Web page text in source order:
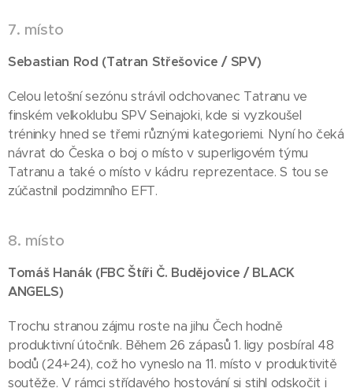
7. místo
Sebastian Rod (Tatran Střešovice / SPV)
Celou letošní sezónu strávil odchovanec Tatranu ve
finském velkoklubu SPV Seinajoki, kde si vyzkoušel
tréninky hned se třemi různými kategoriemi. Nyní ho čeká
návrat do Česka o boj o místo v superligovém týmu
Tatranu a také o místo v kádru reprezentace. S tou se
zúčastnil podzimního EFT.
8. místo
Tomáš Hanák (FBC Štíři Č. Budějovice / BLACK
ANGELS)
Trochu stranou zájmu roste na jihu Čech hodně
produktivní útočník. Během 26 zápasů 1. ligy posbíral 48
bodů (24+24), což ho vyneslo na 11. místo v produktivitě
soutěže. V rámci střídavého hostování si stihl odskočit i